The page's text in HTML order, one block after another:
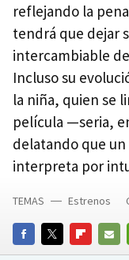
reflejando la
tendrá que dejar
intercambiable
Incluso su
la niña, quien se
película —seria,
delatando que
interpreta por
FACEBOOKTWITTERFLIPBOARD
E-
TEMAS Estrenos